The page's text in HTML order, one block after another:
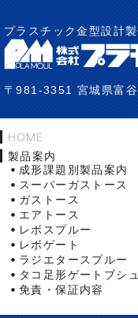
プラスチック金型設計
〒981-3351 宮城県富
HOME
製品案内
成形課題別製品案内
スーパーガストース
ガストース
エアトース
レボスプルー
レボゲート
ラジエタースプルー
タコ足形ゲートブシュ
免責・保証内容